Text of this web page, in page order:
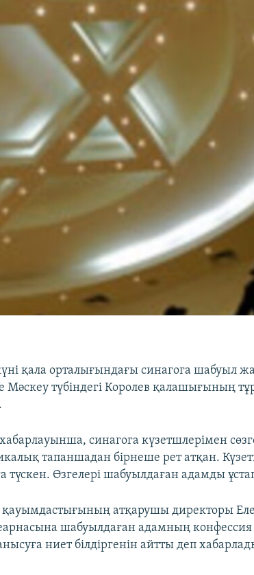
қала орталығындағы синагога шабуыл
Мәскеу түбіндегі Королев қалашығының
синагога күзетшлерімен
тапаншадан бірнеше рет атқан.
түскен. Өзгелері шабуылдаған адамды
қауымдастығының атқарушы директоры
шабуылдаған адамның конфессия
ниет білдіргенін айтты деп